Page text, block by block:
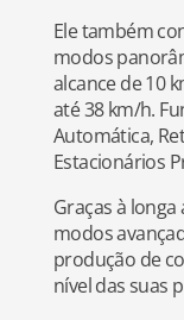
Ele também
modos
alcance de 10
até 38 km/h.
Automática,
Estacionários
Graças à
modos
produção de
nível das suas